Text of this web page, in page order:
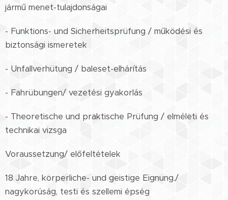
jármű menet-tulajdonságai
- Funktions- und Sicherheitsprüfung / működési és
biztonsági ismeretek
- Unfallverhütung / baleset-elhárítás
- Fahrübungen/ vezetési gyakorlás
- Theoretische und praktische Prüfung / elméleti és
technikai vizsga
Voraussetzung/ előfeltételek
18 Jahre, körperliche- und geistige Eignung./
nagykorúság, testi és szellemi épség